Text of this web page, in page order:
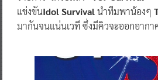
แข่งขันIdol Survivalนำทีมพาน้องๆ
มากันจนแน่นเวที ซึ่งมีคิวจะออกอากา